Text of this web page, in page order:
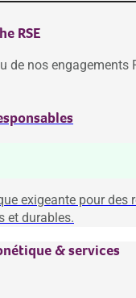
RSE
de nos engagements
exigeante pour des
et durables.
& services